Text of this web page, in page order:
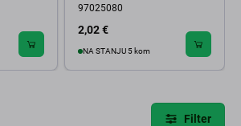
97025080
2,02 €
NA STANJU 5 kom
Filter